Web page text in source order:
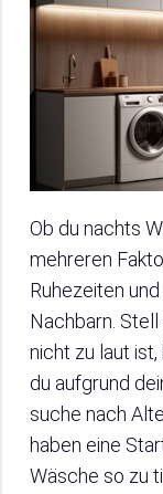
Ob du nachts
mehreren
Ruhezeiten
Nachbarn.
nicht zu laut
du aufgrund
suche nach
haben eine
Wäsche so zu